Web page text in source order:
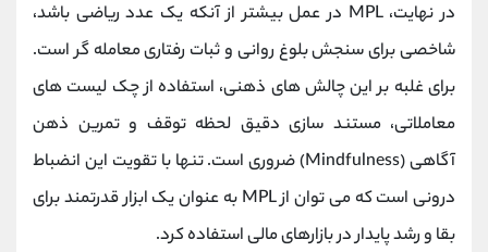
در نهایت، MPL در عمل بیشتر از آنکه یک عدد ریاضی باشد،
شاخصی برای سنجش بلوغ روانی و ثبات رفتاری معامله‌ گر است.
برای غلبه بر این چالش‌ های ذهنی، استفاده از چک‌ لیست‌ های
معاملاتی، مستند سازی دقیق لحظه توقف و تمرین ذهن‌
آگاهی (Mindfulness) ضروری است. تنها با تقویت این انضباط
درونی است که می‌ توان از MPL به عنوان یک ابزار قدرتمند برای
بقا و رشد پایدار در بازارهای مالی استفاده کرد.